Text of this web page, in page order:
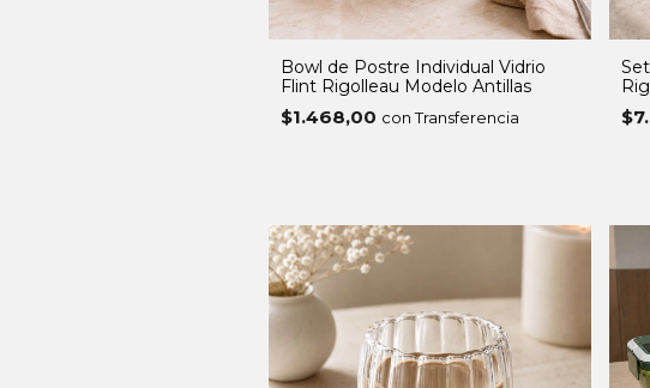
Bowl de Postre Individual Vidrio
Flint Rigolleau Modelo Antillas
$1.468,00 con Transferencia